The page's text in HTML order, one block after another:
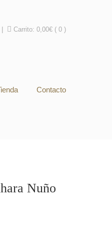
Carrito: 0,00€ ( 0 )
Contacto
Nuño